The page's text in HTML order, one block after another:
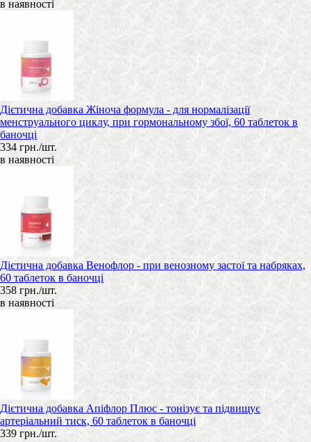
в наявності
Дієтична добавка Жіноча формула - для нормалізації
менструального циклу, при гормональному збої, 60 таблеток в
баночці
334 грн./шт.
в наявності
Дієтична добавка Венофлор - при венозному застої та набряках,
60 таблеток в баночці
358 грн./шт.
в наявності
Дієтична добавка Апіфлор Плюс - тонізує та підвищує
артеріальний тиск, 60 таблеток в баночці
339 грн./шт.